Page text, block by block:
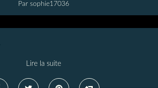
Par sophie17036
Lire la suite